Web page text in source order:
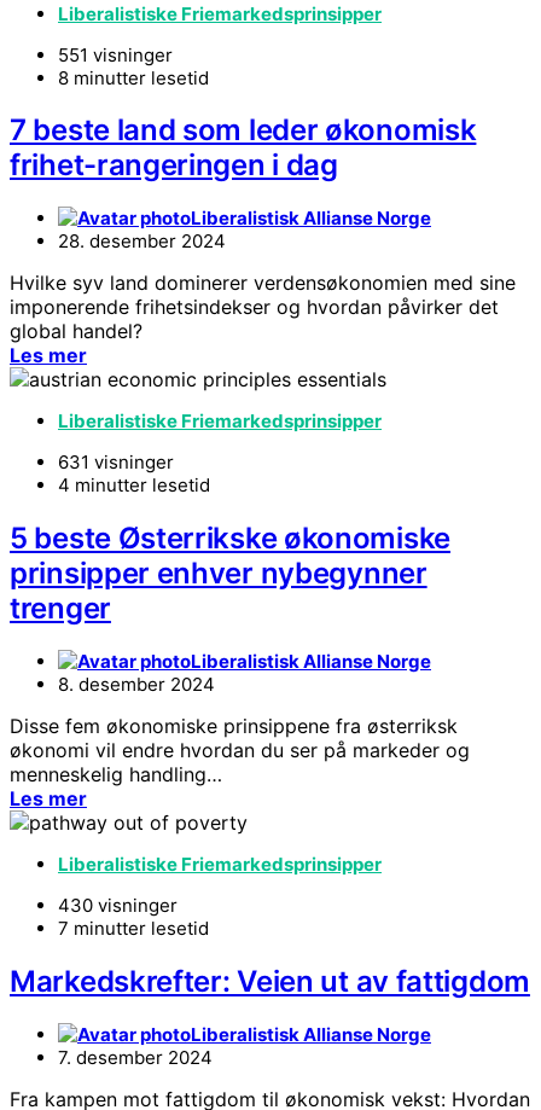
Liberalistiske Friemarkedsprinsipper
551 visninger
8 minutter lesetid
7 beste land som leder økonomisk
frihet-rangeringen i dag
Liberalistisk Allianse Norge
28. desember 2024
Hvilke syv land dominerer verdensøkonomien med sine
imponerende frihetsindekser og hvordan påvirker det
global handel?
Les mer
Liberalistiske Friemarkedsprinsipper
631 visninger
4 minutter lesetid
5 beste Østerrikske økonomiske
prinsipper enhver nybegynner
trenger
Liberalistisk Allianse Norge
8. desember 2024
Disse fem økonomiske prinsippene fra østerriksk
økonomi vil endre hvordan du ser på markeder og
menneskelig handling…
Les mer
Liberalistiske Friemarkedsprinsipper
430 visninger
7 minutter lesetid
Markedskrefter: Veien ut av fattigdom
Liberalistisk Allianse Norge
7. desember 2024
Fra kampen mot fattigdom til økonomisk vekst: Hvordan